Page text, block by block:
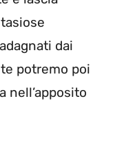
dai
potremo poi
nell’apposito